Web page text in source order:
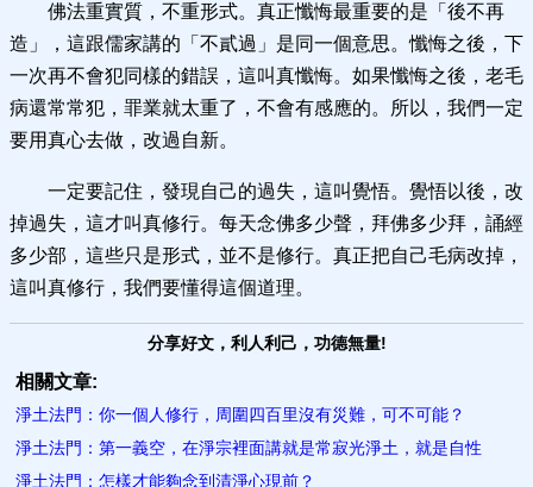
佛法重實質，不重形式。真正懺悔最重要的是「後不再
造」，這跟儒家講的「不貳過」是同一個意思。懺悔之後，下
一次再不會犯同樣的錯誤，這叫真懺悔。如果懺悔之後，老毛
病還常常犯，罪業就太重了，不會有感應的。所以，我們一定
要用真心去做，改過自新。
一定要記住，發現自己的過失，這叫覺悟。覺悟以後，改
掉過失，這才叫真修行。每天念佛多少聲，拜佛多少拜，誦經
多少部，這些只是形式，並不是修行。真正把自己毛病改掉，
這叫真修行，我們要懂得這個道理。
分享好文，利人利己，功德無量!
相關文章:
淨土法門：你一個人修行，周圍四百里沒有災難，可不可能？
淨土法門：第一義空，在淨宗裡面講就是常寂光淨土，就是自性
淨土法門：怎樣才能夠念到清淨心現前？